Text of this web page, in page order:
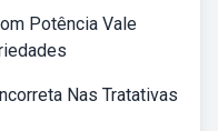
Potência Vale
Nas Tratativas